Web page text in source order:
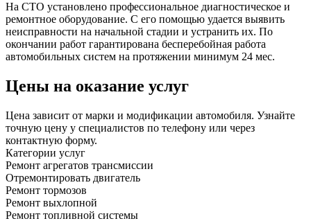
На СТО установлено профессиональное диагностическое и
ремонтное оборудование. С его помощью удается выявить
неисправности на начальной стадии и устранить их. По
окончании работ гарантирована бесперебойная работа
автомобильных систем на протяжении минимум 24 мес.
Цены на оказание услуг
Цена зависит от марки и модификации автомобиля. Узнайте
точную цену у специалистов по телефону или через
контактную форму.
Категории услуг
Ремонт агрегатов трансмиссии
Отремонтировать двигатель
Ремонт тормозов
Ремонт выхлопной
Ремонт топливной системы